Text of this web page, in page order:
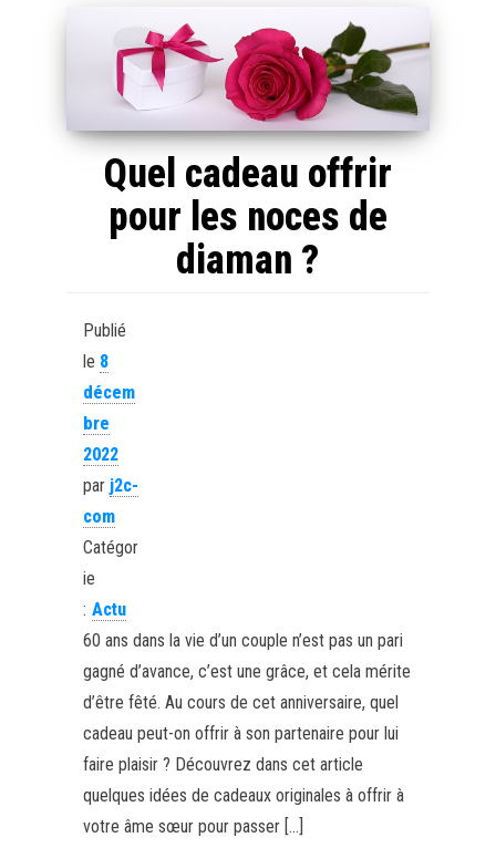
Quel cadeau offrir
pour les noces de
diaman ?
Publié
le 8
décem
bre
2022
par j2c-
com
Catégor
ie
: Actu
60 ans dans la vie d’un couple n’est pas un pari
gagné d’avance, c’est une grâce, et cela mérite
d’être fêté. Au cours de cet anniversaire, quel
cadeau peut-on offrir à son partenaire pour lui
faire plaisir ? Découvrez dans cet article
quelques idées de cadeaux originales à offrir à
votre âme sœur pour passer […]